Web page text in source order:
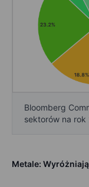
Bloomberg
sektorów na rok
Metale: